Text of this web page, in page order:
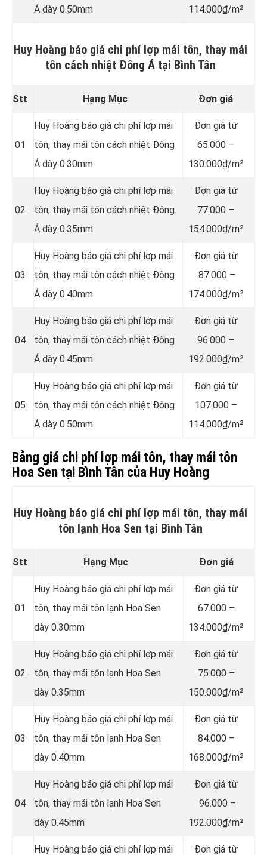
Á dày 0.50mm
114.000₫/m²
Huy Hoàng báo giá chi phí lợp mái tôn, thay mái
tôn cách nhiệt Đông Á tại Bình Tân
Stt Hạng Mục Đơn giá
01
Huy Hoàng báo giá chi phí lợp mái
tôn, thay mái tôn cách nhiệt Đông
Á dày 0.30mm
Đơn giá từ
65.000 –
130.000₫/m²
02
Huy Hoàng báo giá chi phí lợp mái
tôn, thay mái tôn cách nhiệt Đông
Á dày 0.35mm
Đơn giá từ
77.000 –
154.000₫/m²
03
Huy Hoàng báo giá chi phí lợp mái
tôn, thay mái tôn cách nhiệt Đông
Á dày 0.40mm
Đơn giá từ
87.000 –
174.000₫/m²
04
Huy Hoàng báo giá chi phí lợp mái
tôn, thay mái tôn cách nhiệt Đông
Á dày 0.45mm
Đơn giá từ
96.000 –
192.000₫/m²
05
Huy Hoàng báo giá chi phí lợp mái
tôn, thay mái tôn cách nhiệt Đông
Á dày 0.50mm
Đơn giá từ
107.000 –
114.000₫/m²
Bảng giá chi phí lợp mái tôn, thay mái tôn
Hoa Sen tại Bình Tân của Huy Hoàng
Huy Hoàng báo giá chi phí lợp mái tôn, thay mái
tôn lạnh Hoa Sen tại Bình Tân
Stt Hạng Mục Đơn giá
01
Huy Hoàng báo giá chi phí lợp mái
tôn, thay mái tôn lạnh Hoa Sen
dày 0.30mm
Đơn giá từ
67.000 –
134.000₫/m²
02
Huy Hoàng báo giá chi phí lợp mái
tôn, thay mái tôn lạnh Hoa Sen
dày 0.35mm
Đơn giá từ
75.000 –
150.000₫/m²
03
Huy Hoàng báo giá chi phí lợp mái
tôn, thay mái tôn lạnh Hoa Sen
dày 0.40mm
Đơn giá từ
84.000 –
168.000₫/m²
04
Huy Hoàng báo giá chi phí lợp mái
tôn, thay mái tôn lạnh Hoa Sen
dày 0.45mm
Đơn giá từ
96.000 –
192.000₫/m²
Huy Hoàng báo giá chi phí lợp mái Đơn giá từ